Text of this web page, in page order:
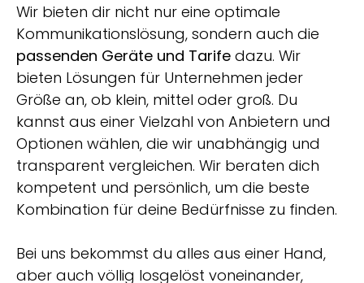
Wir bieten dir nicht nur eine optimale
Kommunikationslösung, sondern auch die
passenden Geräte und Tarife dazu. Wir
bieten Lösungen für Unternehmen jeder
Größe an, ob klein, mittel oder groß. Du
kannst aus einer Vielzahl von Anbietern und
Optionen wählen, die wir unabhängig und
transparent vergleichen. Wir beraten dich
kompetent und persönlich, um die beste
Kombination für deine Bedürfnisse zu finden.
Bei uns bekommst du alles aus einer Hand,
aber auch völlig losgelöst voneinander,